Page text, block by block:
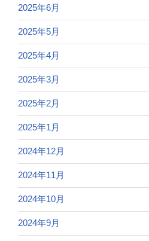
2025年6月
2025年5月
2025年4月
2025年3月
2025年2月
2025年1月
2024年12月
2024年11月
2024年10月
2024年9月